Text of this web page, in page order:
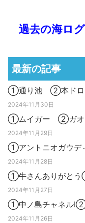
過去の海ロ
最新の記事
①通り池 ②本ドロ
2024年11月30日
①ムイガー ②ガオ
2024年11月29日
①アントニオガウ
2024年11月28日
①牛さんありがと
2024年11月27日
①中ノ島チャネルⅠ②
2024年11月26日